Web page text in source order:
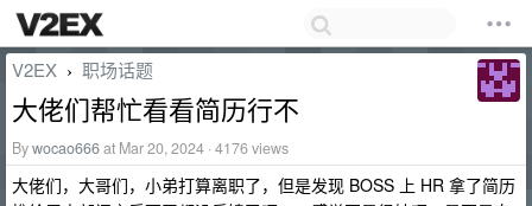
V2EX › 职场话题
大佬们帮忙看看简历行不
Bywocao666at Mar 20, 2024 · 4176 views
大佬们，大哥们，小弟打算离职了，但是发现 BOSS 上 HR 拿了简历